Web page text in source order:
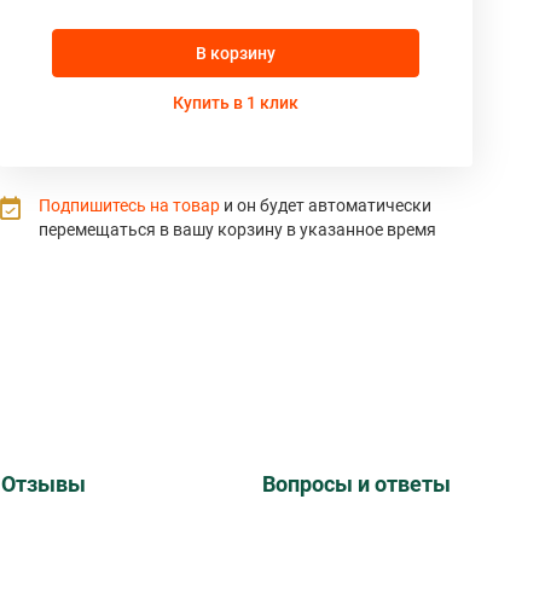
В корзину
Купить в 1 клик
Подпишитесь на товар и он будет автоматически
перемещаться в вашу корзину в указанное время
Отзывы Вопросы и ответы